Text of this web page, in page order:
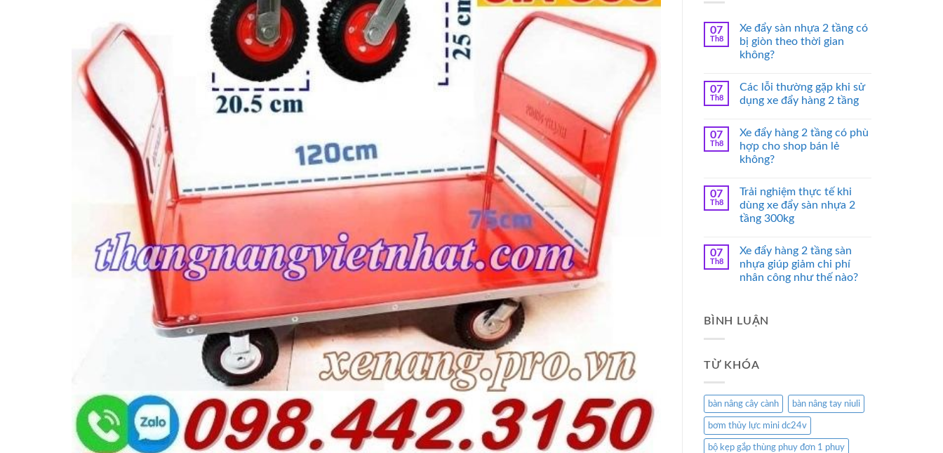
07
Th8
Xe đẩy sàn nhựa 2 tầng có
bị giòn theo thời gian
không?
07
Th8
Các lỗi thường gặp khi sử
dụng xe đẩy hàng 2 tầng
07
Th8
Xe đẩy hàng 2 tầng có phù
hợp cho shop bán lẻ
không?
07
Th8
Trải nghiệm thực tế khi
dùng xe đẩy sàn nhựa 2
tầng 300kg
07
Th8
Xe đẩy hàng 2 tầng sàn
nhựa giúp giảm chi phí
nhân công như thế nào?
BÌNH LUẬN
TỪ KHÓA
bàn nâng cây cành bàn nâng tay niuli
bơm thủy lực mini dc24v
bộ kẹp gắp thùng phuy đơn 1 phuy